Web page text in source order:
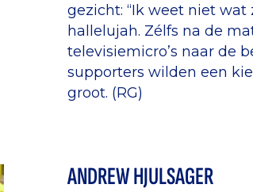
gezicht: “Ik weet niet wat
hallelujah. Zélfs na de
televisiemicro’s naar de
supporters wilden een
groot. (RG)
ANDREW HJULSAGER